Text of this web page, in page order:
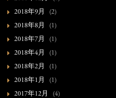
2018年9月
(2)
2018年8月
(1)
2018年7月
(1)
2018年4月
(1)
2018年2月
(1)
2018年1月
(1)
2017年12月
(4)